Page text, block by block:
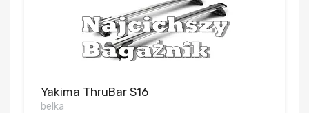
Yakima ThruBar S16
belka